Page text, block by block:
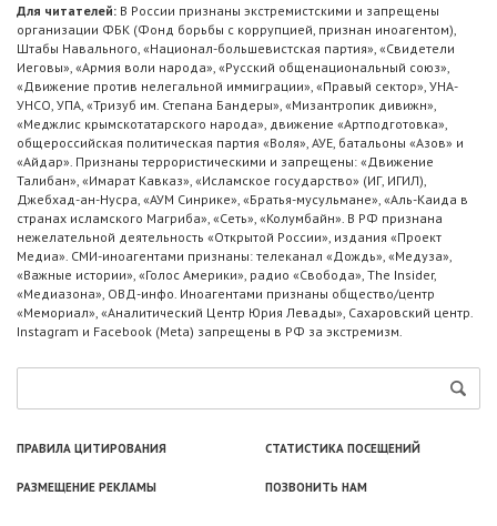
Для читателей: В России признаны экстремистскими и запрещены
организации ФБК (Фонд борьбы с коррупцией, признан иноагентом),
Штабы Навального, «Национал-большевистская партия», «Свидетели
Иеговы», «Армия воли народа», «Русский общенациональный союз»,
«Движение против нелегальной иммиграции», «Правый сектор», УНА-
УНСО, УПА, «Тризуб им. Степана Бандеры», «Мизантропик дивижн»,
«Меджлис крымскотатарского народа», движение «Артподготовка»,
общероссийская политическая партия «Воля», АУЕ, батальоны «Азов» и
«Айдар». Признаны террористическими и запрещены: «Движение
Талибан», «Имарат Кавказ», «Исламское государство» (ИГ, ИГИЛ),
Джебхад-ан-Нусра, «АУМ Синрике», «Братья-мусульмане», «Аль-Каида в
странах исламского Магриба», «Сеть», «Колумбайн». В РФ признана
нежелательной деятельность «Открытой России», издания «Проект
Медиа». СМИ-иноагентами признаны: телеканал «Дождь», «Медуза»,
«Важные истории», «Голос Америки», радио «Свобода», The Insider,
«Медиазона», ОВД-инфо. Иноагентами признаны общество/центр
«Мемориал», «Аналитический Центр Юрия Левады», Сахаровский центр.
Instagram и Facebook (Metа) запрещены в РФ за экстремизм.
ПРАВИЛА ЦИТИРОВАНИЯ СТАТИСТИКА ПОСЕЩЕНИЙ
РАЗМЕЩЕНИЕ РЕКЛАМЫ ПОЗВОНИТЬ НАМ